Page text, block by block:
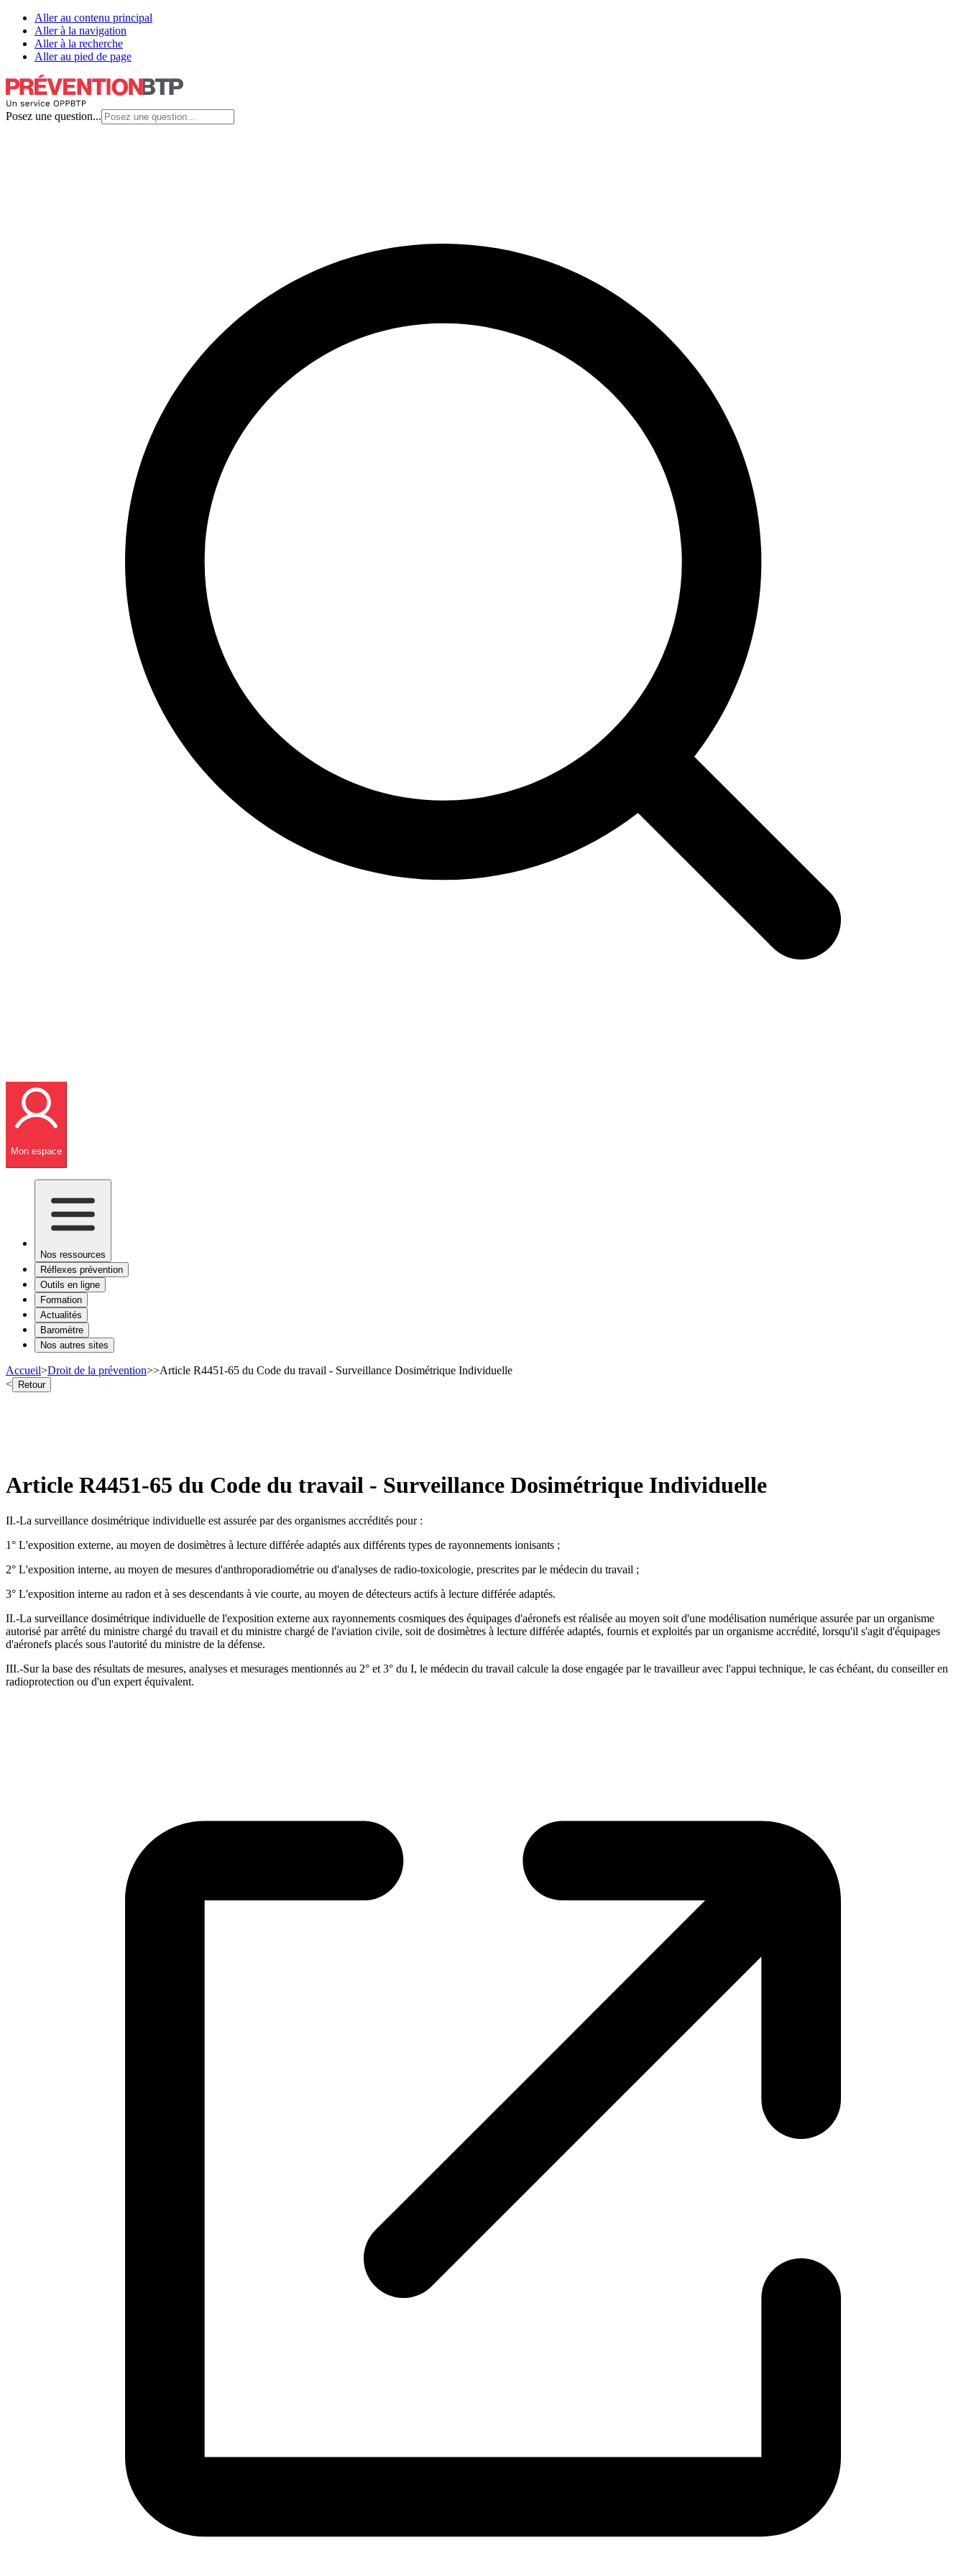
Aller au contenu principal
Aller à la navigation
Aller à la recherche
Aller au pied de page
Posez une question...
Mon espace
Nos ressources
Réflexes prévention
Outils en ligne
Formation
Actualités
Baromètre
Nos autres sites
Accueil>Droit de la prévention>>Article R4451-65 du Code du travail - Surveillance Dosimétrique Individuelle
< Retour
Article R4451-65 du Code du travail - Surveillance Dosimétrique Individuelle
II.-La surveillance dosimétrique individuelle est assurée par des organismes accrédités pour :
1° L'exposition externe, au moyen de dosimètres à lecture différée adaptés aux différents types de rayonnements ionisants ;
2° L'exposition interne, au moyen de mesures d'anthroporadiométrie ou d'analyses de radio-toxicologie, prescrites par le médecin du travail ;
3° L'exposition interne au radon et à ses descendants à vie courte, au moyen de détecteurs actifs à lecture différée adaptés.
II.-La surveillance dosimétrique individuelle de l'exposition externe aux rayonnements cosmiques des équipages d'aéronefs est réalisée au moyen soit d'une modélisation numérique assurée par un organisme
autorisé par arrêté du ministre chargé du travail et du ministre chargé de l'aviation civile, soit de dosimètres à lecture différée adaptés, fournis et exploités par un organisme accrédité, lorsqu'il s'agit d'équipages
d'aéronefs placés sous l'autorité du ministre de la défense.
III.-Sur la base des résultats de mesures, analyses et mesurages mentionnés au 2° et 3° du I, le médecin du travail calcule la dose engagée par le travailleur avec l'appui technique, le cas échéant, du conseiller en
radioprotection ou d'un expert équivalent.